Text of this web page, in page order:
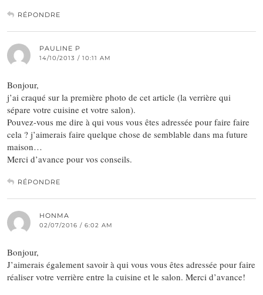
RÉPONDRE
PAULINE P
14/10/2013 / 10:11 AM
Bonjour,
j’ai craqué sur la première photo de cet article (la verrière qui
sépare votre cuisine et votre salon).
Pouvez-vous me dire à qui vous vous êtes adressée pour faire faire
cela ? j’aimerais faire quelque chose de semblable dans ma future
maison…
Merci d’avance pour vos conseils.
RÉPONDRE
HONMA
02/07/2016 / 6:02 AM
Bonjour,
J’aimerais également savoir à qui vous vous êtes adressée pour faire
réaliser votre verrière entre la cuisine et le salon. Merci d’avance!